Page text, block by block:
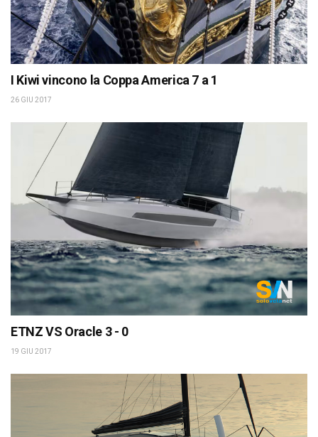
I Kiwi vincono la Coppa America 7 a 1
26 GIU 2017
ETNZ VS Oracle 3 - 0
19 GIU 2017